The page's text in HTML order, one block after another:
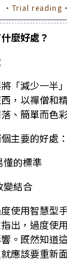
·Trial reading·
麼好處？
減少一半
，以禪僧和
、簡單而色
要的好處：
懂的標準
變結合
用智慧型
出，過度使
。既然知道
應該要重新